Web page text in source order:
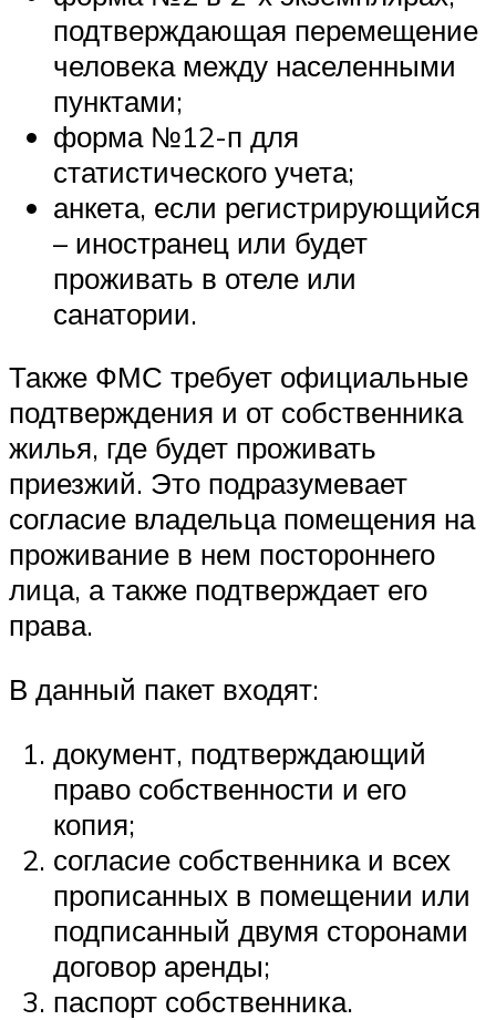
подтверждающая перемещение
человека между населенными
пунктами;
форма №12-п для
статистического учета;
анкета, если регистрирующийся
– иностранец или будет
проживать в отеле или
санатории.
Также ФМС требует официальные
подтверждения и от собственника
жилья, где будет проживать
приезжий. Это подразумевает
согласие владельца помещения на
проживание в нем постороннего
лица, а также подтверждает его
права.
В данный пакет входят:
документ, подтверждающий
право собственности и его
копия;
согласие собственника и всех
прописанных в помещении или
подписанный двумя сторонами
договор аренды;
паспорт собственника.